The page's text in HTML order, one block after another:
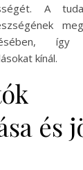
A
kínál.
és